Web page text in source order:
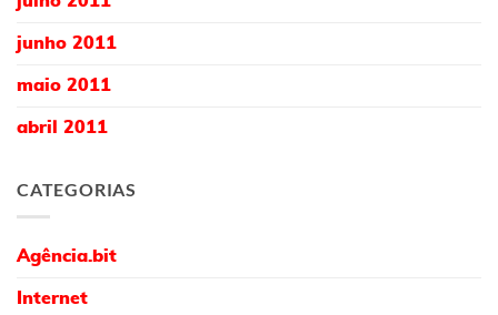
junho 2011
maio 2011
abril 2011
CATEGORIAS
Agência.bit
Internet